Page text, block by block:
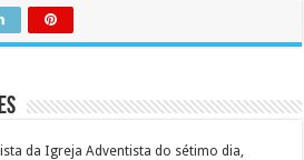
da Igreja Adventista do sétimo dia,